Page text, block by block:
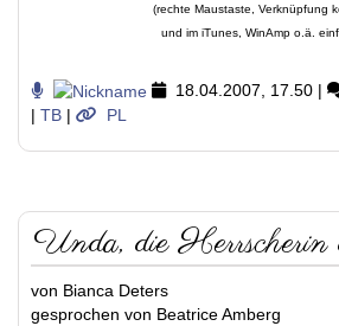
(rechte Maustaste, Verknüpfung
und im iTunes, WinAmp o.ä.
18.04.2007, 17.50 |
| TB | PL
Unda, die Herrscherin
von Bianca Deters
gesprochen von Beatrice Amberg